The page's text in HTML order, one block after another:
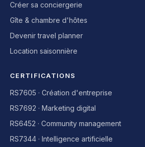
Créer sa conciergerie
Gîte & chambre d'hôtes
Devenir travel planner
Location saisonnière
CERTIFICATIONS
RS7605 · Création d'entreprise
RS7692 · Marketing digital
RS6452 · Community management
RS7344 · Intelligence artificielle